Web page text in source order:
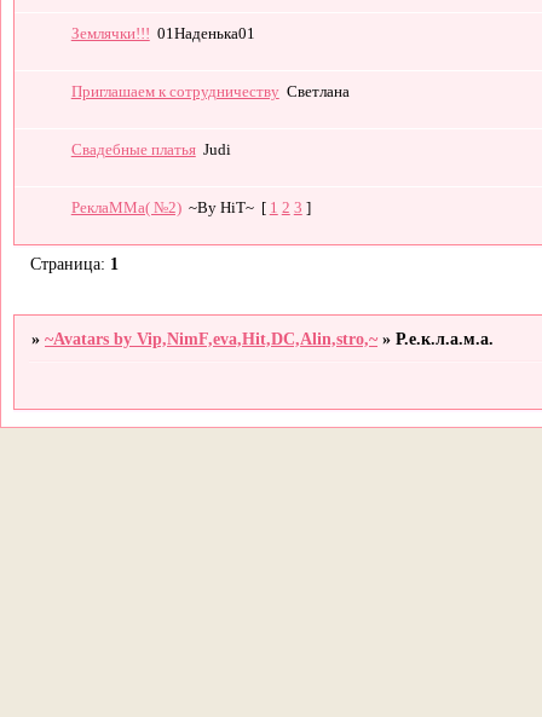
Землячки!!! 01Наденька01
Приглашаем к сотрудничеству Светлана
Свадебные платья Judi
РеклаММа( №2) ~By HiT~ [ 1 2 3 ]
Страница: 1
»~Avatars by Vip,NimF,eva,Hit,DC,Alin,stro,~ »Р.е.к.л.а.м.а.